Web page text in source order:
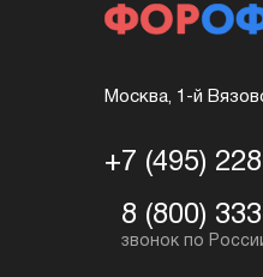
Москва, 1-й
+7 (495)
8 (800)